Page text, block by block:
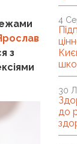
з
4
до
30